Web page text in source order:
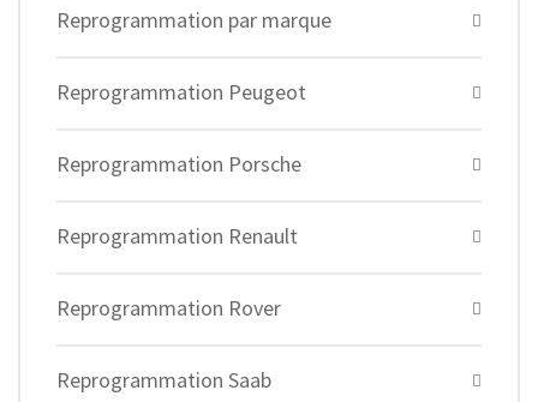
Reprogrammation par marque
Reprogrammation Peugeot
Reprogrammation Porsche
Reprogrammation Renault
Reprogrammation Rover
Reprogrammation Saab